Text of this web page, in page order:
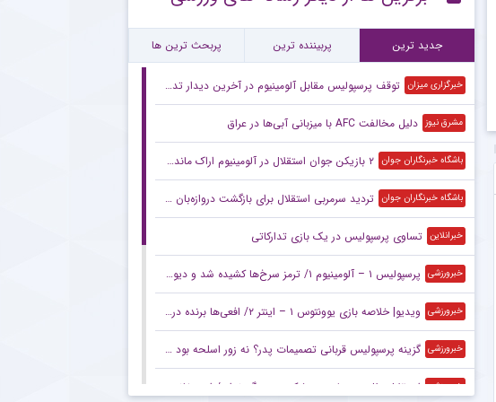
۱۱:۵۵ رقابت دروازه‌بان محبوب تراکتور با علیرضا بیرانوند
جدید ترین پربیننده ترین پربحث ترین ها
خبرگزاری میزان توقف پرسپولیس مقابل آلومینیوم در آخرین دیدار تدارکاتی پیش فصل
مشرق نیوز دلیل مخالفت AFC با میزبانی آبی‌ها در عراق
باشگاه خبرنگاران جوان ۲ بازیکن جوان استقلال در آلومینیوم اراک ماندنی شدند
باشگاه خبرنگاران جوان تردید سرمربی استقلال برای بازگشت دروازه‌بان اسپانیایی
خبرانلاین تساوی پرسپولیس در یک بازی تدارکاتی
خبرورزشی پرسپولیس ۱ – آلومینیوم ۱/ ترمز سرخ‌ها کشیده شد و دیوار تارتار سرانجام شکست
خبرورزشی ویدیو| خلاصه بازی یوونتوس ۱ – اینتر ۲/ افعی‌ها برنده دربی ایتالیا در استرالیا
خبرورزشی گزینه پرسپولیس قربانی تصمیمات پدر؟ نه زور اسلحه بود و نه اجبار، امضایی که زدید را گردن بگیرید!
خبرورزشی استقلال مثل پرسپولیس پیشکسوت بزرگ ندارد/ این خانم و آقا تا وقتی باشند روز خوش نمی‌بینیم/ بیا با من مناظره کن نه مجری!